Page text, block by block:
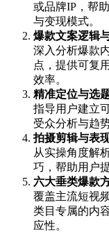
或品牌IP，帮
与变现模式。
爆款文案逻辑
深入分析爆款
点，提供可复
效率。
精准定位与选
指导用户建立
受众分析与趋
拍摄剪辑与表
从实操角度解
巧，帮助用户
六大垂类爆款
覆盖主流短视
类目专属的内
应性。